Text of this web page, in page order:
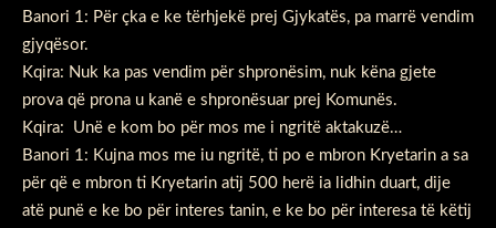
Banori 1: Për çka e ke tërhjekë prej Gjykatës, pa marrë vendim
gjyqësor.
Kqira: Nuk ka pas vendim për shpronësim, nuk këna gjete
prova që prona u kanë e shpronësuar prej Komunës.
Kqira: Unë e kom bo për mos me i ngritë aktakuzë…
Banori 1: Kujna mos me iu ngritë, ti po e mbron Kryetarin a sa
për që e mbron ti Kryetarin atij 500 herë ia lidhin duart, dije
atë punë e ke bo për interes tanin, e ke bo për interesa të këtij